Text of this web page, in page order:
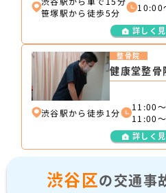
笹塚駅から徒歩5分
10:00
詳しく
健康堂整骨
整骨院
渋谷駅から徒歩1分
11:00
11:00
詳しく
渋谷区の交通事